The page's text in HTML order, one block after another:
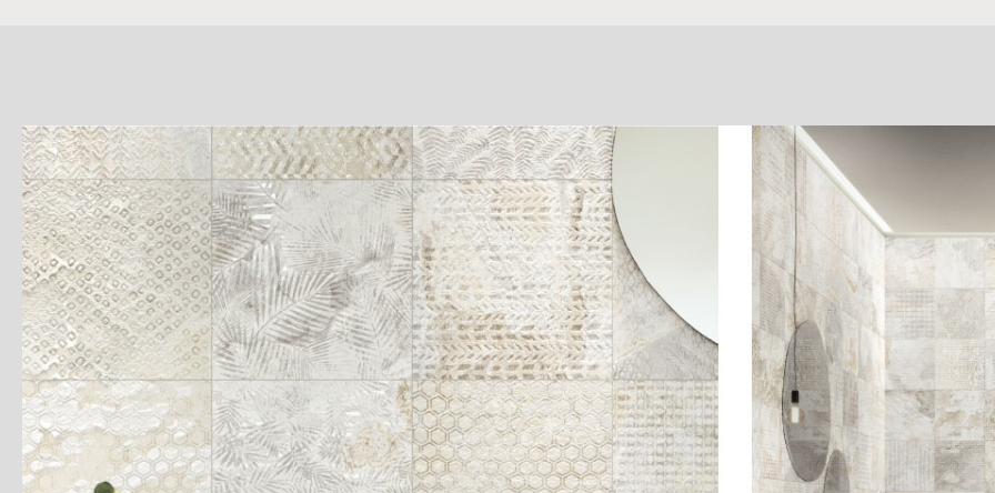
詳
細
介
紹